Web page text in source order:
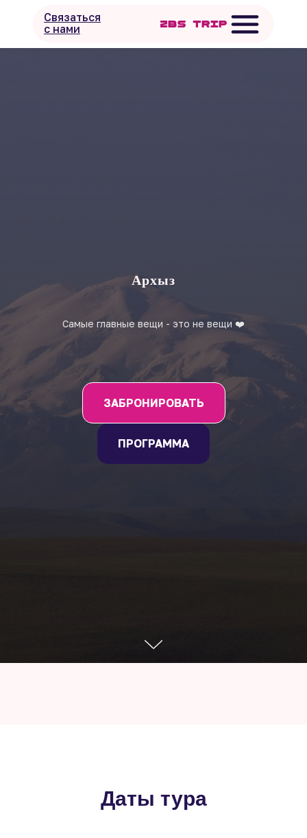
Связаться
с нами
Архыз
Самые главные вещи - это не вещи ❤️
ЗАБРОНИРОВАТЬ
ПРОГРАММА
Даты тура